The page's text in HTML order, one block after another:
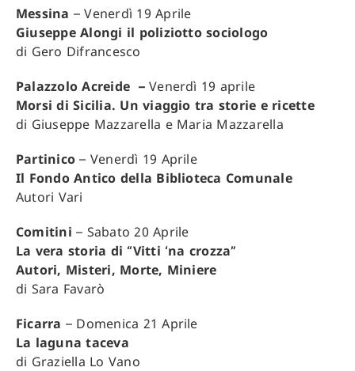
Messina – Venerdì 19 Aprile
Giuseppe Alongi il poliziotto sociologo
di Gero Difrancesco
Palazzolo Acreide –Venerdì 19 aprile
Morsi di Sicilia. Un viaggio tra storie e ricette
di Giuseppe Mazzarella e Maria Mazzarella
Partinico – Venerdì 19 Aprile
Il Fondo Antico della Biblioteca Comunale
Autori Vari
Comitini – Sabato 20 Aprile
La vera storia di “Vitti ‘na crozza”
Autori, Misteri, Morte, Miniere
di Sara Favarò
Ficarra – Domenica 21 Aprile
La laguna taceva
di Graziella Lo Vano